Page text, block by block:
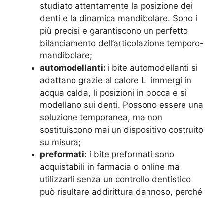
studiato attentamente la posizione dei
denti e la dinamica mandibolare. Sono i
più precisi e garantiscono un perfetto
bilanciamento dell’articolazione temporo-
mandibolare;
automodellanti: i bite automodellanti si
adattano grazie al calore Li immergi in
acqua calda, li posizioni in bocca e si
modellano sui denti. Possono essere una
soluzione temporanea, ma non
sostituiscono mai un dispositivo costruito
su misura;
preformati: i bite preformati sono
acquistabili in farmacia o online ma
utilizzarli senza un controllo dentistico
può risultare addirittura dannoso, perché